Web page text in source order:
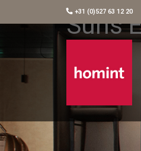
+31 (0)527 63 12 20
Suns